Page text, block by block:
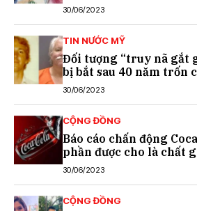
30/06/2023
TIN NƯỚC MỸ
Đối tượng “truy nã gắt
bị bắt sau 40 năm trốn
30/06/2023
CỘNG ĐỒNG
Báo cáo chấn động
phần được cho là chất
30/06/2023
CỘNG ĐỒNG